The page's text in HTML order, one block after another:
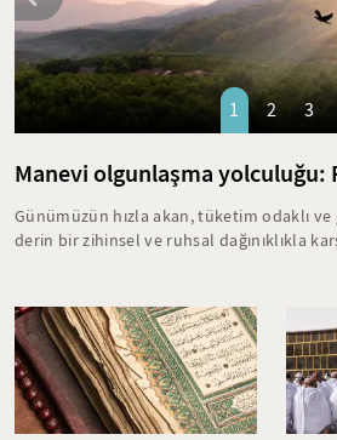
Manevi olgunlaşma yolculuğu:
Günümüzün hızla akan, tüketim odaklı
derin bir zihinsel ve ruhsal dağınıklıkla
güncelliğini korumakta. Bu çalışma,
ruhsal disiplin yöntemlerini ve bu
dünyasındaki karşılıklarını ele alıyor.
1 2 3